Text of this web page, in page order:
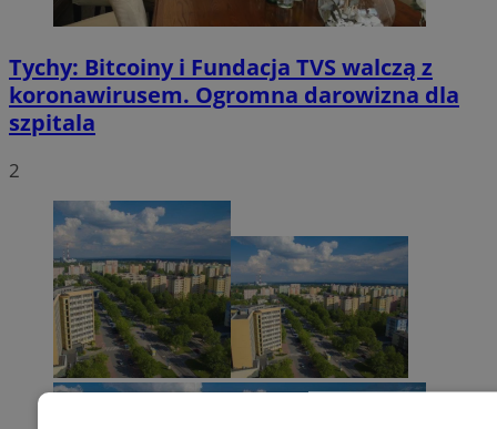
Tychy: Bitcoiny i Fundacja TVS walczą z
koronawirusem. Ogromna darowizna dla
szpitala
2